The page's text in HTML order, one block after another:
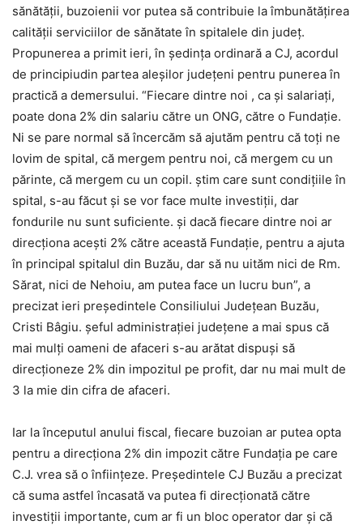
sănătății, buzoienii vor putea să contribuie la îmbunătățirea
calității serviciilor de sănătate în spitalele din județ.
Propunerea a primit ieri, în ședința ordinară a CJ, acordul
de principiudin partea aleșilor județeni pentru punerea în
practică a demersului. “Fiecare dintre noi , ca și salariați,
poate dona 2% din salariu către un ONG, către o Fundație.
Ni se pare normal să încercăm să ajutăm pentru că toți ne
lovim de spital, că mergem pentru noi, că mergem cu un
părinte, că mergem cu un copil. știm care sunt condițiile în
spital, s-au făcut și se vor face multe investiții, dar
fondurile nu sunt suficiente. și dacă fiecare dintre noi ar
direcționa acești 2% către această Fundație, pentru a ajuta
în principal spitalul din Buzău, dar să nu uităm nici de Rm.
Sărat, nici de Nehoiu, am putea face un lucru bun”, a
precizat ieri președintele Consiliului Județean Buzău,
Cristi Bâgiu. șeful administrației județene a mai spus că
mai mulți oameni de afaceri s-au arătat dispuși să
direcționeze 2% din impozitul pe profit, dar nu mai mult de
3 la mie din cifra de afaceri.
Iar la începutul anului fiscal, fiecare buzoian ar putea opta
pentru a direcționa 2% din impozit către Fundația pe care
C.J. vrea să o înființeze. Președintele CJ Buzău a precizat
că suma astfel încasată va putea fi direcționată către
investiții importante, cum ar fi un bloc operator dar și că